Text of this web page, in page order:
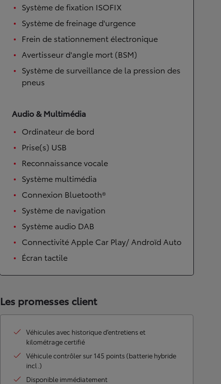
Système de fixation ISOFIX
Système de freinage d'urgence
Frein de stationnement électronique
Avertisseur d'angle mort (BSM)
Système de surveillance de la pression des
pneus
Audio & Multimédia
Ordinateur de bord
Prise(s) USB
Reconnaissance vocale
Système multimédia
Connexion Bluetooth®
Système de navigation
Système audio DAB
Connectivité Apple Car Play/ Androïd Auto
Écran tactile
Les promesses client
Véhicules avec historique d’entretiens et
kilométrage certifié
Véhicule contrôler sur 145 points (batterie hybride
incl.)
Disponible immédiatement